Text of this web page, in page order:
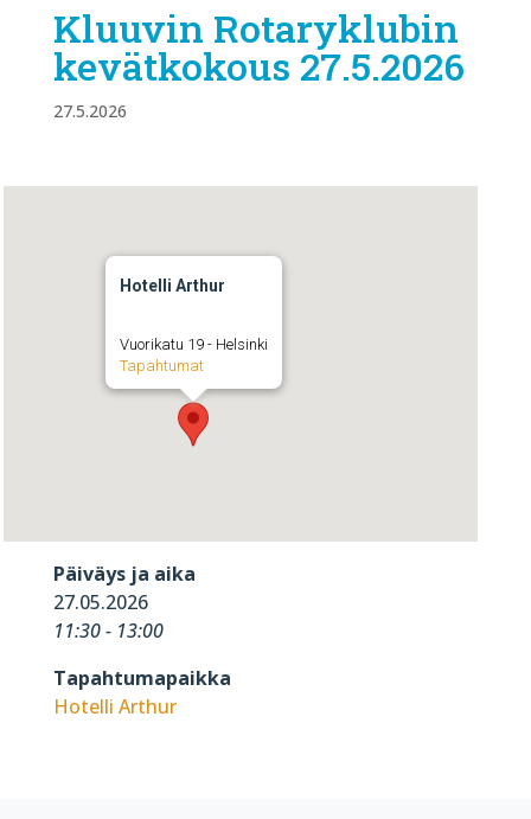
Kluuvin Rotaryklubin
kevätkokous 27.5.2026
27.5.2026
Hotelli Arthur
Vuorikatu 19 - Helsinki
Tapahtumat
Päiväys ja aika
27.05.2026
11:30 - 13:00
Tapahtumapaikka
Hotelli Arthur